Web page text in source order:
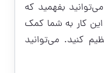
می‌توانید بفهمید که
کار به شما کمک
کنید. می‌توانید